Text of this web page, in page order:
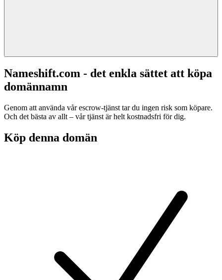
Nameshift.com - det enkla sättet att köpa
domännamn
Genom att använda vår escrow-tjänst tar du ingen risk som köpare.
Och det bästa av allt – vår tjänst är helt kostnadsfri för dig.
Köp denna domän